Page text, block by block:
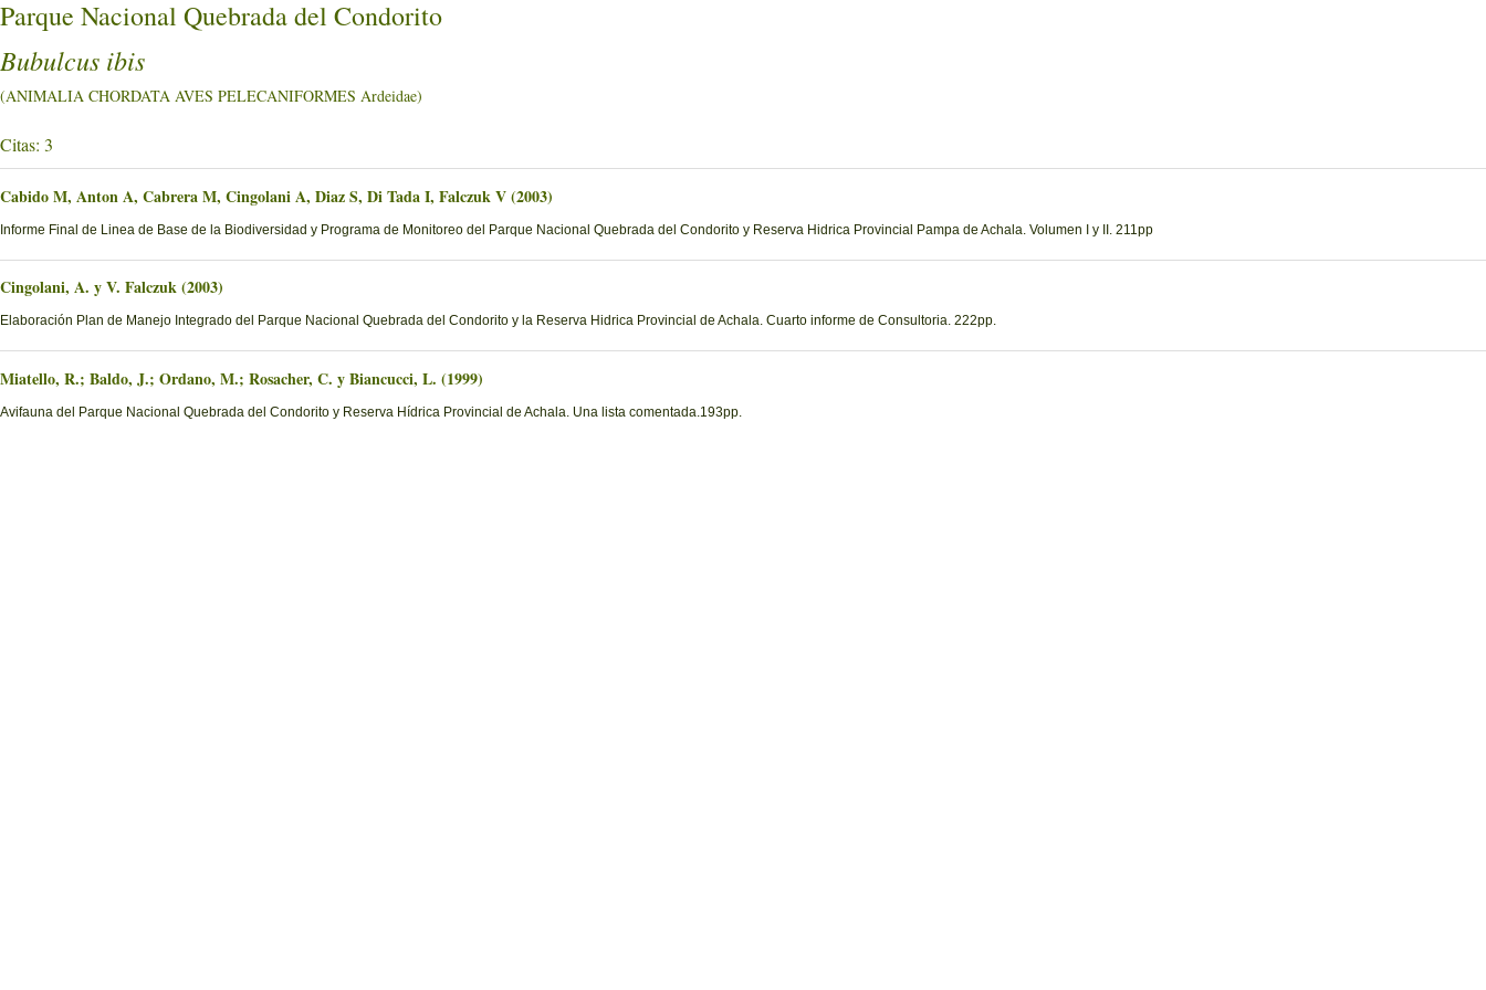
Parque Nacional Quebrada del Condorito
Bubulcus ibis
(ANIMALIA CHORDATA AVES PELECANIFORMES Ardeidae)
Citas: 3
Cabido M, Anton A, Cabrera M, Cingolani A, Diaz S, Di Tada I, Falczuk V (2003)
Informe Final de Linea de Base de la Biodiversidad y Programa de Monitoreo del Parque Nacional Quebrada del Condorito y Reserva Hidrica Provincial Pampa de Achala. Volumen I y II. 211pp
Cingolani, A. y V. Falczuk (2003)
Elaboración Plan de Manejo Integrado del Parque Nacional Quebrada del Condorito y la Reserva Hidrica Provincial de Achala. Cuarto informe de Consultoria. 222pp.
Miatello, R.; Baldo, J.; Ordano, M.; Rosacher, C. y Biancucci, L. (1999)
Avifauna del Parque Nacional Quebrada del Condorito y Reserva Hídrica Provincial de Achala. Una lista comentada.193pp.